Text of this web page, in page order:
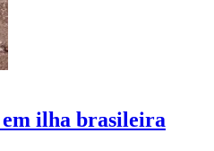
em ilha brasileira